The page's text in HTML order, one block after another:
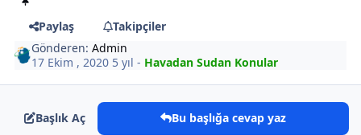
Paylaş
Takipçiler
Gönderen:Admin
17 Ekim , 2020 5 yıl - Havadan Sudan Konular
Başlık Aç Bu başlığa cevap yaz